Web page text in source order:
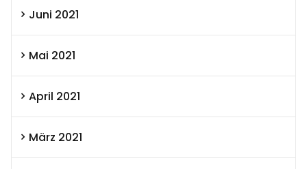
Juni 2021
Mai 2021
April 2021
März 2021